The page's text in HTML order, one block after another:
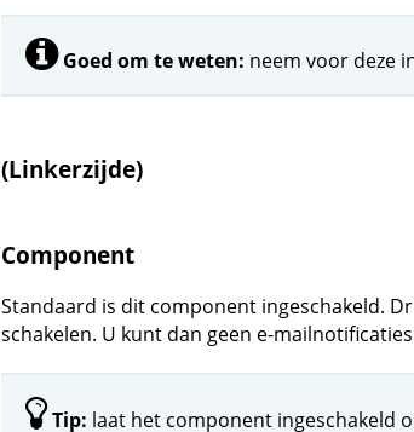
Goed om te weten: neem voor deze
(Linkerzijde)
Component
Standaard is dit component ingeschakeld.
schakelen. U kunt dan geen e-
Tip: laat het component ingeschakeld